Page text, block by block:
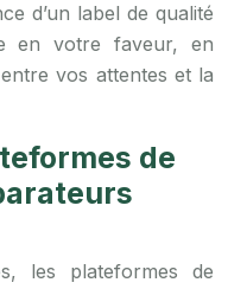
d’un label de qualité
en votre faveur, en
vos attentes et la
de
les plateformes de